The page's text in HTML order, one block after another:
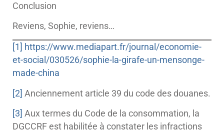
Conclusion
Reviens, Sophie, reviens…
[1]
https://www.mediapart.fr/journal/economie-
et-social/030526/sophie-la-girafe-un-mensonge-
made-china
[2] Anciennement article 39 du code des douanes.
[3] Aux termes du Code de la consommation, la
DGCCRF est habilitée à constater les infractions